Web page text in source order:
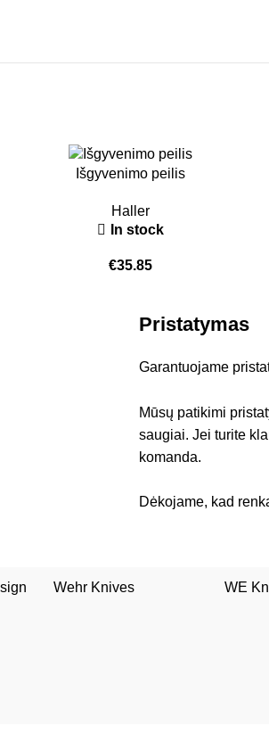
Išgyvenimo peilis
Haller
In stock
€35.85
Pristatymas
Garantuojame
Mūsų patikimi
saugiai. Jei turite
komanda.
Dėkojame, kad
Wehr Knives WE